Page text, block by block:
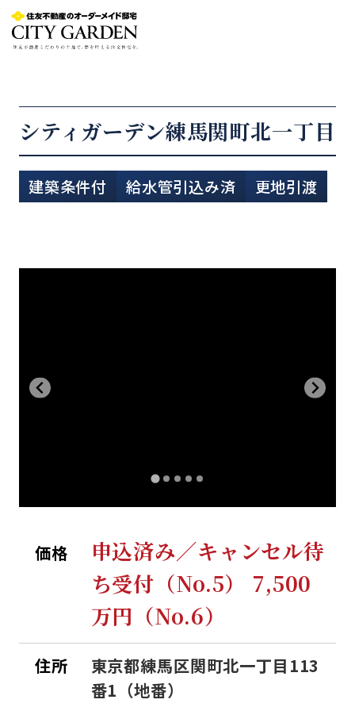
シティガーデン練馬関町北一丁目
建築条件付 給水管引込み済 更地引渡
価格
申込済み／キャンセル待
ち受付（No.5） 7,500
万円（No.6）
住所
東京都練馬区関町北一丁目113
番1（地番）